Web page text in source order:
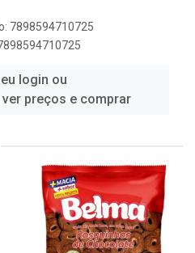
7898594710725
login ou
preços e comprar